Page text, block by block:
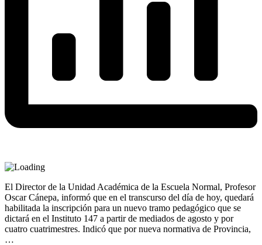
El Director de la Unidad Académica de la Escuela Normal, Profesor
Oscar Cánepa, informó que en el transcurso del día de hoy, quedará
habilitada la inscripción para un nuevo tramo pedagógico que se
dictará en el Instituto 147 a partir de mediados de agosto y por
cuatro cuatrimestres. Indicó que por nueva normativa de Provincia,
…